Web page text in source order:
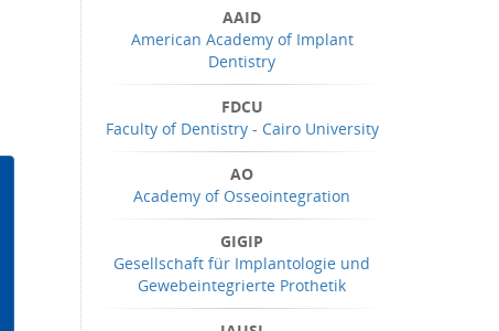
AAID
American Academy of Implant
Dentistry
FDCU
Faculty of Dentistry - Cairo University
AO
Academy of Osseointegration
GIGIP
Gesellschaft für Implantologie und
Gewebeintegrierte Prothetik